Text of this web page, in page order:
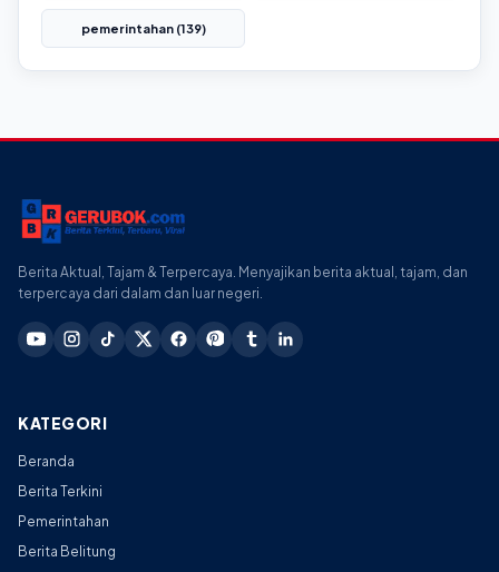
pemerintahan (139)
Berita Aktual, Tajam & Terpercaya. Menyajikan berita aktual, tajam, dan
terpercaya dari dalam dan luar negeri.
KATEGORI
Beranda
Berita Terkini
Pemerintahan
Berita Belitung